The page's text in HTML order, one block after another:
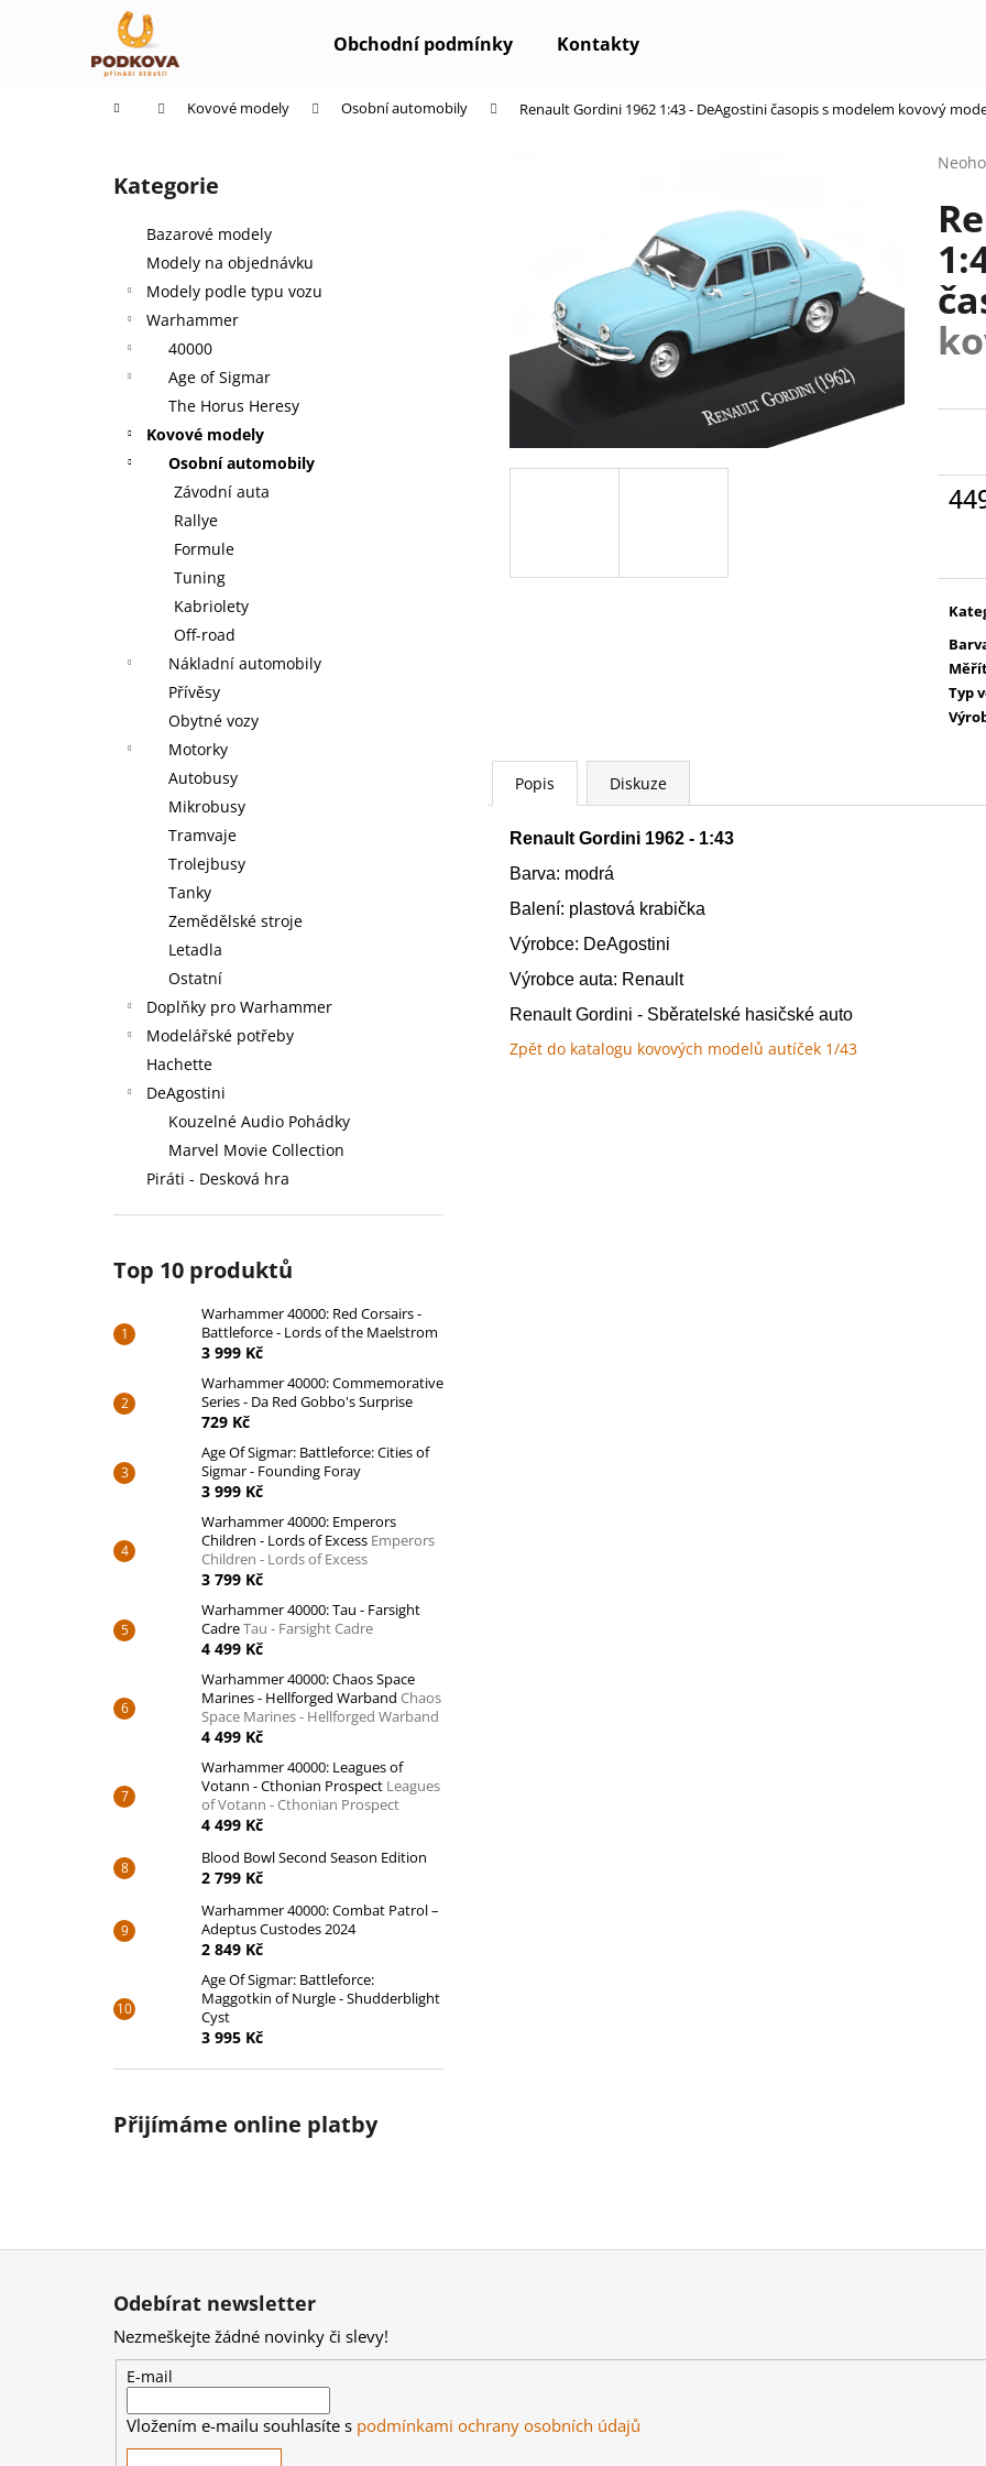
Obchodní podmínky Kontakty
Domů Kovové modely Osobní automobily Renault Gordini 1962 1:43 - DeAgostini časopis s modelem kovový
Přeskočit
kategorie
Kategorie
Bazarové modely
Modely na objednávku
Modely podle typu vozu
Warhammer
40000
Age of Sigmar
The Horus Heresy
Kovové modely
Osobní automobily
Závodní auta
Rallye
Formule
Tuning
Kabriolety
Off-road
Nákladní automobily
Přívěsy
Obytné vozy
Motorky
Autobusy
Mikrobusy
Tramvaje
Trolejbusy
Tanky
Zemědělské stroje
Letadla
Ostatní
Doplňky pro Warhammer
Modelářské potřeby
Hachette
DeAgostini
Kouzelné Audio Pohádky
Marvel Movie Collection
Piráti - Desková hra
Top 10 produktů
Warhammer 40000: Red Corsairs -
Battleforce - Lords of the Maelstrom
3 999 Kč
Warhammer 40000: Commemorative
Series - Da Red Gobbo's Surprise
729 Kč
Age Of Sigmar: Battleforce: Cities of
Sigmar - Founding Foray
3 999 Kč
Warhammer 40000: Emperors
Children - Lords of Excess Emperors
Children - Lords of Excess
3 799 Kč
Warhammer 40000: Tau - Farsight
CadreTau - Farsight Cadre
4 499 Kč
Warhammer 40000: Chaos Space
Marines - Hellforged Warband Chaos
Space Marines - Hellforged Warband
4 499 Kč
Warhammer 40000: Leagues of
Votann - Cthonian Prospect Leagues
of Votann - Cthonian Prospect
4 499 Kč
Blood Bowl Second Season Edition
2 799 Kč
Warhammer 40000: Combat Patrol –
Adeptus Custodes 2024
2 849 Kč
Age Of Sigmar: Battleforce:
Maggotkin of Nurgle - Shudderblight
Cyst
3 995 Kč
Přijímáme online platby
je
0,0
5
Typ
Popis Diskuze
Renault Gordini 1962 - 1:43
Barva: modrá
Balení: plastová krabička
Výrobce: DeAgostini
Výrobce auta: Renault
Renault Gordini - Sběratelské hasičské auto
Zpět do katalogu kovových modelů autíček 1/43
Zpět
Zpět
Co potřebujete najít?
Doporučujeme
WARHAMMER 40000: RED CORSAIRS -
BATTLEFORCE - LORDS OF THE
MAELSTROM
AGE OF
OF SIGMAR -
Z
Odebírat newsletter
Nezmeškejte žádné novinky či slevy!
E-mail
Vložením e-mailu souhlasíte s podmínkami ochrany osobních údajů